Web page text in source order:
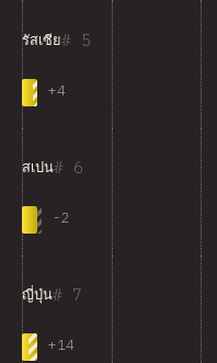
5
รัสเซีย
+4
6
สเปน
-2
7
ญี่ปุ่น
+14